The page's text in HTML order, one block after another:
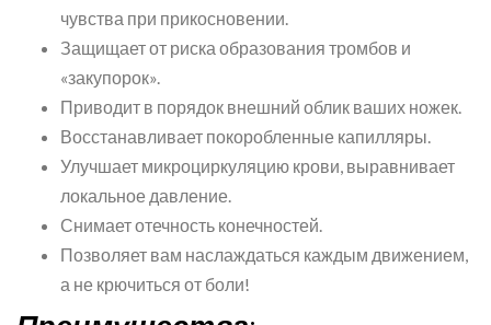
чувства при прикосновении.
Защищает от риска образования тромбов и
«закупорок».
Приводит в порядок внешний облик ваших ножек.
Восстанавливает покоробленные капилляры.
Улучшает микроциркуляцию крови, выравнивает
локальное давление.
Снимает отечность конечностей.
Позволяет вам наслаждаться каждым движением,
а не крючиться от боли!